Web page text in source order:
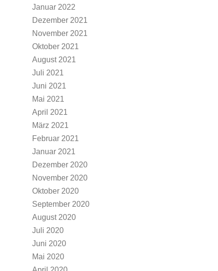
Januar 2022
Dezember 2021
November 2021
Oktober 2021
August 2021
Juli 2021
Juni 2021
Mai 2021
April 2021
März 2021
Februar 2021
Januar 2021
Dezember 2020
November 2020
Oktober 2020
September 2020
August 2020
Juli 2020
Juni 2020
Mai 2020